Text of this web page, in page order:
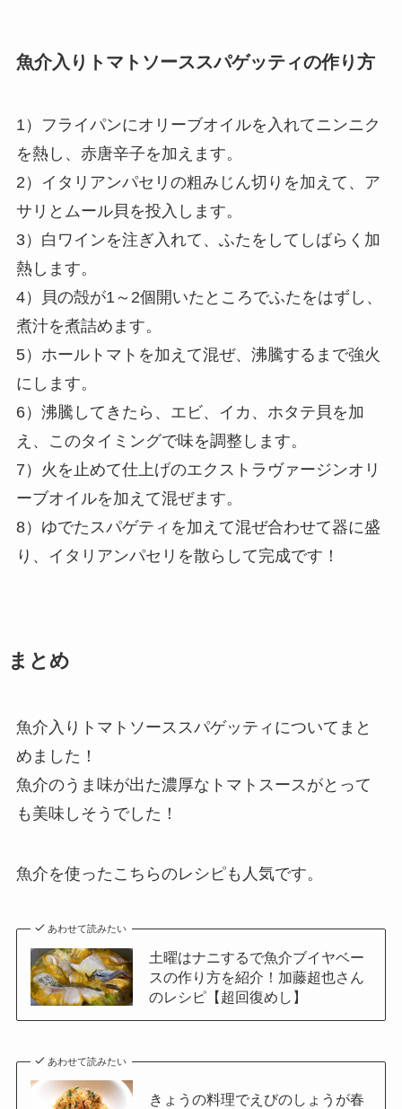
魚介入りトマトソーススパゲッティの作り方
1）フライパンにオリーブオイルを入れてニンニク
を熱し、赤唐辛子を加えます。
2）イタリアンパセリの粗みじん切りを加えて、ア
サリとムール貝を投入します。
3）白ワインを注ぎ入れて、ふたをしてしばらく加
熱します。
4）貝の殻が1～2個開いたところでふたをはずし、
煮汁を煮詰めます。
5）ホールトマトを加えて混ぜ、沸騰するまで強火
にします。
6）沸騰してきたら、エビ、イカ、ホタテ貝を加
え、このタイミングで味を調整します。
7）火を止めて仕上げのエクストラヴァージンオリ
ーブオイルを加えて混ぜます。
8）ゆでたスパゲティを加えて混ぜ合わせて器に盛
り、イタリアンパセリを散らして完成です！
まとめ
魚介入りトマトソーススパゲッティについてまと
めました！
魚介のうま味が出た濃厚なトマトスースがとって
も美味しそうでした！
魚介を使ったこちらのレシピも人気です。
あわせて読みたい
土曜はナニするで魚介ブイヤベー
スの作り方を紹介！加藤超也さん
のレシピ【超回復めし】
あわせて読みたい
きょうの料理でえびのしょうが春